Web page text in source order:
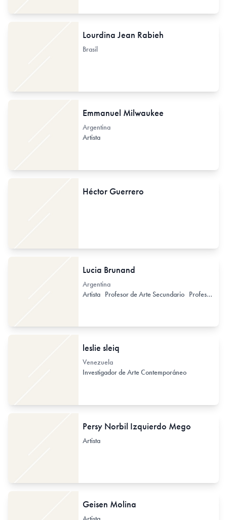
Lourdina Jean Rabieh
Brasil
Emmanuel Milwaukee
Argentina
Artista
Héctor Guerrero
Lucia Brunand
Argentina
Artista Profesor de Arte Secundario Profesor / Docente no formal
leslie sleiq
Venezuela
Investigador de Arte Contemporáneo
Persy Norbil Izquierdo Mego
Artista
Geisen Molina